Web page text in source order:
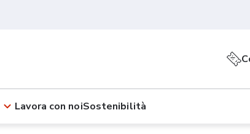
Lavora con noiSostenibilità